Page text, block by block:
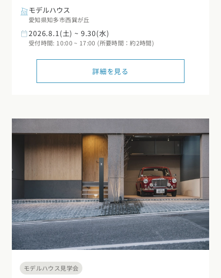
モデルハウス
愛知県知多市西巽が丘
2026.8.1(土) ~ 9.30(水)
受付時間: 10:00 ~ 17:00 (所要時間：約2時間)
詳細を見る
モデルハウス見学会